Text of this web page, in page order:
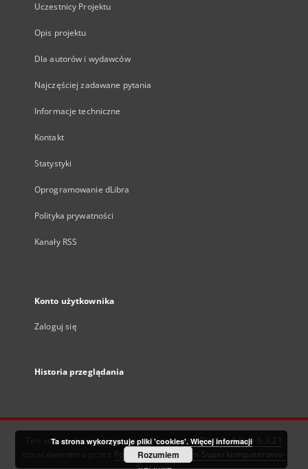
Uczestnicy Projektu
Opis projektu
Dla autorów i wydawców
Najczęściej zadawane pytania
Informacje techniczne
Kontakt
Statystyki
Oprogramowanie dLibra
Polityka prywatności
Kanały RSS
Konto użytkownika
Zaloguj się
Historia przeglądania
Ten serwis działa dzięki oprogramowaniuDInGO dLibra 6.3.21
Poznańskie Centrum Superkomputerowo-
Ta strona wykorzystuje pliki 'cookies'. Więcej informacji
Rozumiem